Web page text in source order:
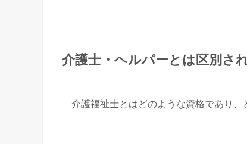
介護士・ヘルパーとは区別さ
介護福祉士とはどのような資格であり、